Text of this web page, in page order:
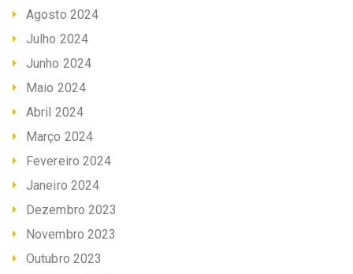
Agosto 2024
Julho 2024
Junho 2024
Maio 2024
Abril 2024
Março 2024
Fevereiro 2024
Janeiro 2024
Dezembro 2023
Novembro 2023
Outubro 2023